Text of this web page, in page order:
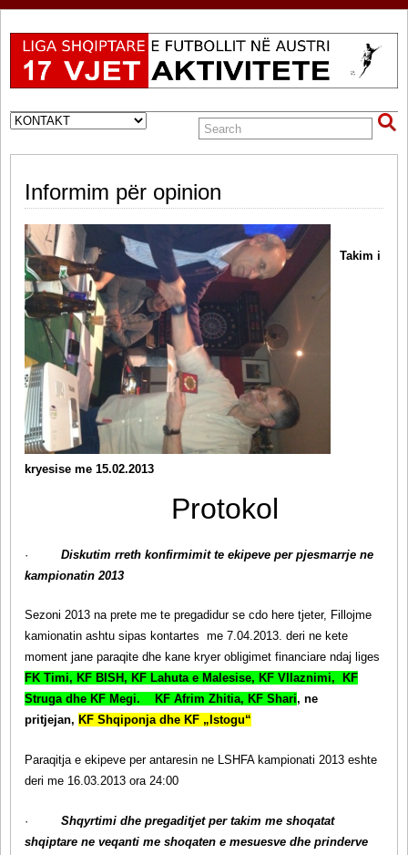
Informim për opinion
Takim i
kryesise me 15.02.2013
Protokol
·
Diskutim rreth konfirmimit te ekipeve per pjesmarrje ne
kampionatin 2013
Sezoni 2013 na prete me te pregadidur se cdo here tjeter, Fillojme
kamionatin ashtu sipas kontartes me 7.04.2013. deri ne kete
moment jane paraqite dhe kane kryer obligimet financiare ndaj liges
FK Timi, KF BISH, KF Lahuta e Malesise, KF Vllaznimi, KF
Struga dhe KF Megi.
KF Afrim Zhitia, KF Shari, ne
pritjejan, KF Shqiponja dhe KF „Istogu“
Paraqitja e ekipeve per antaresin ne LSHFA kampionati 2013 eshte
deri me 16.03.2013 ora 24:00
·
Shqyrtimi dhe pregaditjet per takim me shoqatat
shqiptare ne veqanti me shoqaten e mesuesve dhe prinderve